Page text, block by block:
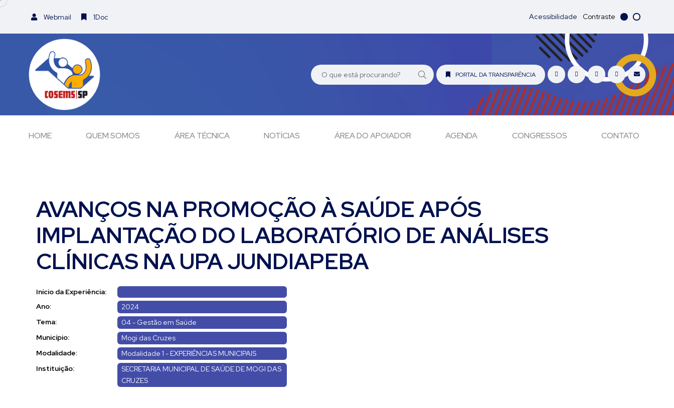
Webmail 1Doc Acessibilidade Contraste
PORTAL DA TRANSPARÊNCIA
HOME QUEM SOMOS ÁREA TÉCNICA NOTÍCIAS ÁREA DO APOIADOR AGENDA CONGRESSOS CONTATO
AVANÇOS NA PROMOÇÃO À SAÚDE APÓS
IMPLANTAÇÃO DO LABORATÓRIO DE ANÁLISES
CLÍNICAS NA UPA JUNDIAPEBA
Início da Experiência:
Ano:
2024
Tema:
04 - Gestão em Saúde
Município:
Mogi das Cruzes
Modalidade:
Modalidade 1 - EXPERIÊNCIAS MUNICIPAIS
Instituição:
SECRETARIA MUNICIPAL DE SAÚDE DE MOGI DAS
CRUZES